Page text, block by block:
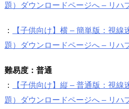
題）ダウンロードページへ – リハ
：
【子供向け】横 – 簡単版：視
題）ダウンロードページへ – リハ
難易度：普通
：
【子供向け】縦 – 普通版：視
題）ダウンロードページへ – リハ